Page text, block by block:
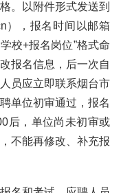
。以附件形式发送到
），报名时间以邮箱
校+报名岗位”格式命
报名信息，后一次自
员应立即联系烟台市
单位初审通过，报名
后，单位尚未初审或
不能再修改、补充报